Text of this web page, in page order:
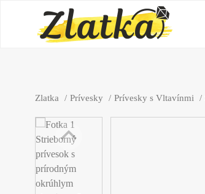
Zlatka Prívesky Prívesky s Vltavínmi